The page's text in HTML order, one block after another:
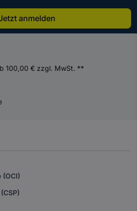
anmelden
100,00 € zzgl. MwSt. **